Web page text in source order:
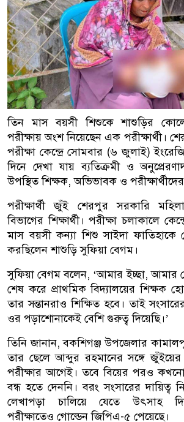
তিন মাস বয়সী শিশুকে শাশুড়ির
পরীক্ষায় অংশ নিয়েছেন এক পরীক্ষার্থী।
পরীক্ষা কেন্দ্রে সোমবার (৬ জুলাই)
দিনে দেখা যায় ব্যতিক্রমী ও
উপস্থিত শিক্ষক, অভিভাবক ও
পরীক্ষার্থী জুঁই শেরপুর সরকারি
বিভাগের শিক্ষার্থী। পরীক্ষা চলাকালে
মাস বয়সী কন্যা শিশু সাইদা ফাতিহাকে
করছিলেন শাশুড়ি সুফিয়া বেগম।
সুফিয়া বেগম বলেন, ‘আমার ইচ্ছা, আমার
শেষ করে প্রাথমিক বিদ্যালয়ের শিক্ষক
তার সন্তানরাও শিক্ষিত হবে। তাই
ওর পড়াশোনাকেই বেশি গুরুত্ব দিয়েছি।’
তিনি জানান, বকশিগঞ্জ উপজেলার
তার ছেলে আব্দুর রহমানের সঙ্গে
পরীক্ষার আগেই। তবে বিয়ের পরও
বন্ধ হতে দেননি। বরং সংসারের দায়িত্ব
লেখাপড়া চালিয়ে যেতে উৎসাহ
পরীক্ষাতেও গোল্ডেন জিপিএ-৫ পেয়েছে।